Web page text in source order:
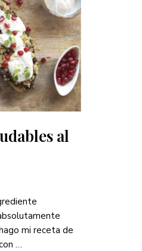
al
mi receta de
…